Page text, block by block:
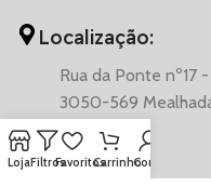
Localização:
Rua da Ponte nº17
3050-569
LojaFiltrosFavoritosCarrinhoConta